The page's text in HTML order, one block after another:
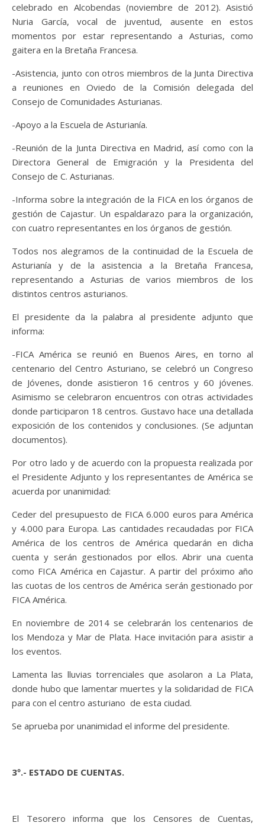
celebrado en Alcobendas (noviembre de 2012). Asistió
Nuria García, vocal de juventud, ausente en estos
momentos por estar representando a Asturias, como
gaitera en la Bretaña Francesa.
-Asistencia, junto con otros miembros de la Junta Directiva
a reuniones en Oviedo de la Comisión delegada del
Consejo de Comunidades Asturianas.
-Apoyo a la Escuela de Asturianía.
-Reunión de la Junta Directiva en Madrid, así como con la
Directora General de Emigración y la Presidenta del
Consejo de C. Asturianas.
-Informa sobre la integración de la FICA en los órganos de
gestión de Cajastur. Un espaldarazo para la organización,
con cuatro representantes en los órganos de gestión.
Todos nos alegramos de la continuidad de la Escuela de
Asturianía y de la asistencia a la Bretaña Francesa,
representando a Asturias de varios miembros de los
distintos centros asturianos.
El presidente da la palabra al presidente adjunto que
informa:
-FICA América se reunió en Buenos Aires, en torno al
centenario del Centro Asturiano, se celebró un Congreso
de Jóvenes, donde asistieron 16 centros y 60 jóvenes.
Asimismo se celebraron encuentros con otras actividades
donde participaron 18 centros. Gustavo hace una detallada
exposición de los contenidos y conclusiones. (Se adjuntan
documentos).
Por otro lado y de acuerdo con la propuesta realizada por
el Presidente Adjunto y los representantes de América se
acuerda por unanimidad:
Ceder del presupuesto de FICA 6.000 euros para América
y 4.000 para Europa. Las cantidades recaudadas por FICA
América de los centros de América quedarán en dicha
cuenta y serán gestionados por ellos. Abrir una cuenta
como FICA América en Cajastur. A partir del próximo año
las cuotas de los centros de América serán gestionado por
FICA América.
En noviembre de 2014 se celebrarán los centenarios de
los Mendoza y Mar de Plata. Hace invitación para asistir a
los eventos.
Lamenta las lluvias torrenciales que asolaron a La Plata,
donde hubo que lamentar muertes y la solidaridad de FICA
para con el centro asturiano de esta ciudad.
Se aprueba por unanimidad el informe del presidente.
3º.- ESTADO DE CUENTAS.
El Tesorero informa que los Censores de Cuentas,